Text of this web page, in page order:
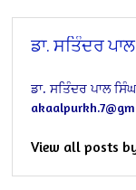
ਡਾ. ਸਤਿੰਦਰ
ਡਾ. ਸਤਿੰਦਰ ਪਾਲ ਸਿੰਘ
View all posts